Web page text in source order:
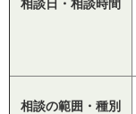
相談日・相談時間
相談の範囲・種別